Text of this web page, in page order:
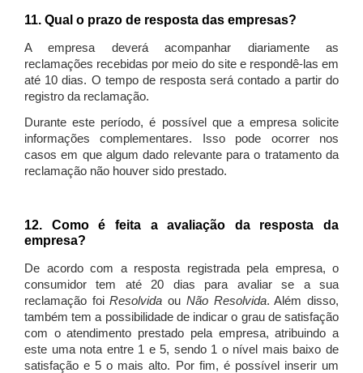
11. Qual o prazo de resposta das empresas?
A empresa deverá acompanhar diariamente as
reclamações recebidas por meio do site e respondê-las em
até 10 dias. O tempo de resposta será contado a partir do
registro da reclamação.
Durante este período, é possível que a empresa solicite
informações complementares. Isso pode ocorrer nos
casos em que algum dado relevante para o tratamento da
reclamação não houver sido prestado.
12. Como é feita a avaliação da resposta da
empresa?
De acordo com a resposta registrada pela empresa, o
consumidor tem até 20 dias para avaliar se a sua
reclamação foiResolvida ou Não Resolvida. Além disso,
também tem a possibilidade de indicar o grau de satisfação
com o atendimento prestado pela empresa, atribuindo a
este uma nota entre 1 e 5, sendo 1 o nível mais baixo de
satisfação e 5 o mais alto. Por fim, é possível inserir um